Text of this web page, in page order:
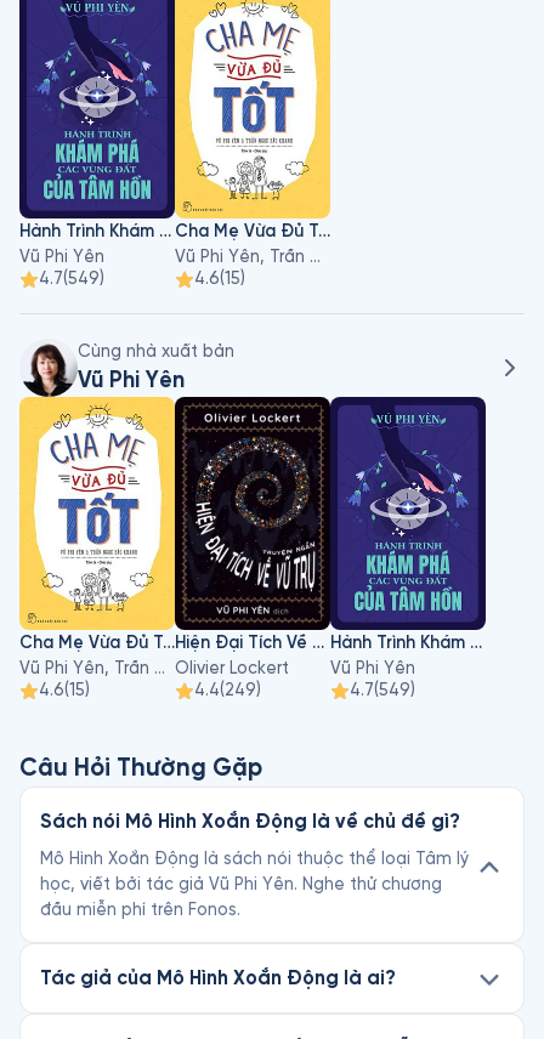
học ứng dụng hiện đại.”
​Học, nghiên cứu và thực hành không ngừng nghỉ trong suốt 14
năm trong Y khoa, chuyên ngành Di truyền học, TS.BS Vũ Phi
Yên không thỏa mãn với cách tiếp cận con người chỉ thiên về
thể chất, mà tự bổ sung cách tiếp cận về tinh thần qua
những học hỏi và nghiên cứu Tâm lý học.
Đối với Yên, con người đầy phức tạp, có khả năng tự tạo ra
cho mình hoặc gây cho nhau những vấn đề ghê gớm nhất.
Đồng thời, hoàn toàn logic, con người cũng hoàn toàn đủ khả
năng tháo gỡ những vấn đề đó, và có tiềm năng phát triển
thật xa hầu như không giới hạn.
Hành Trình Khám Phá Các Vùng Đất Của Tâm Hồn
Vũ Phi Yên
4.7(549)
Cha Mẹ Vừa Đủ Tốt
Vũ Phi Yên, Trần Ngọc Bảo Khanh
4.6(15)
Cùng nhà xuất bản
Vũ Phi Yên
Cha Mẹ Vừa Đủ Tốt
Vũ Phi Yên, Trần Ngọc Bảo Khanh
4.6(15)
Hiện Đại Tích Về Vũ Trụ
Olivier Lockert
4.4(249)
Hành Trình Khám Phá Các Vùng Đất Của Tâm Hồn
Vũ Phi Yên
4.7(549)
Câu Hỏi Thường Gặp
Sách nói Mô Hình Xoắn Động là về chủ đề gì?
Mô Hình Xoắn Động là sách nói thuộc thể loại Tâm lý
học, viết bởi tác giả Vũ Phi Yên. Nghe thử chương
đầu miễn phí trên Fonos.
Tác giả của Mô Hình Xoắn Động là ai?